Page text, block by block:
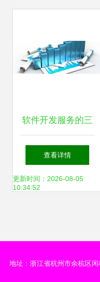
软件开发服务的三
种不同形式，你会
选择哪种？
查看详情
更新时间：2026-08-05
10:34:52
地址：浙江省杭州市余杭区